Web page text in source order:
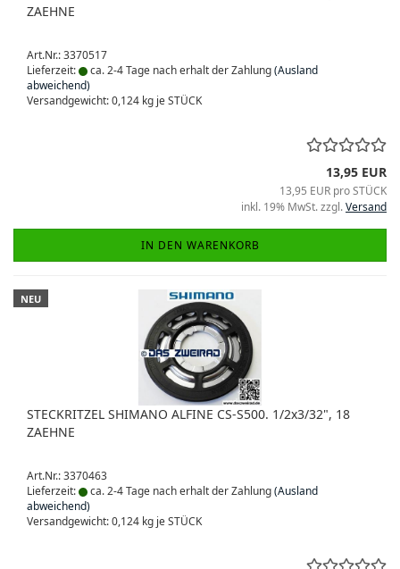
ZAEHNE
Art.Nr.: 3370517
Lieferzeit:
ca. 2-4 Tage nach erhalt der Zahlung(Ausland
abweichend)
Versandgewicht:0,124 kg je STÜCK
13,95 EUR
13,95 EUR pro STÜCK
inkl. 19% MwSt. zzgl.Versand
IN DEN WARENKORB
NEU
STECKRITZEL SHIMANO ALFINE CS-S500. 1/2x3/32", 18
ZAEHNE
Art.Nr.: 3370463
Lieferzeit:
ca. 2-4 Tage nach erhalt der Zahlung(Ausland
abweichend)
Versandgewicht:0,124 kg je STÜCK